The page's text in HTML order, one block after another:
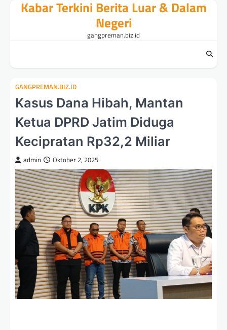
Kabar Terkini Berita Luar & Dalam
Negeri
gangpreman.biz.id
GANGPREMAN.BIZ.ID
Kasus Dana Hibah, Mantan
Ketua DPRD Jatim Diduga
Kecipratan Rp32,2 Miliar
admin Oktober 2, 2025